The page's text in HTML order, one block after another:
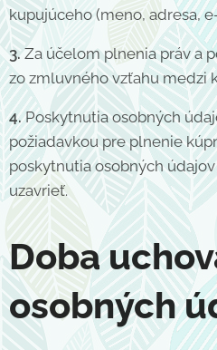
kupujúceho (meno, adresa,
3.Za účelom plnenia práv a
zo zmluvného vzťahu medzi
4.Poskytnutia osobných
požiadavkou pre plnenie
poskytnutia osobných
uzavrieť.
Doba
osobných